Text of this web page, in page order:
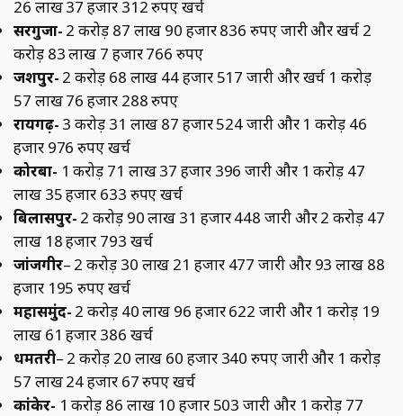
26 लाख 37 हजार 312 रुपए खर्च
सरगुजा- 2 करोड़ 87 लाख 90 हजार 836 रुपए जारी और खर्च 2
करोड़ 83 लाख 7 हजार 766 रुपए
जशपुर- 2 करोड़ 68 लाख 44 हजार 517 जारी और खर्च 1 करोड़
57 लाख 76 हजार 288 रुपए
रायगढ़- 3 करोड़ 31 लाख 87 हजार 524 जारी और 1 करोड़ 46
हजार 976 रुपए खर्च
कोरबा- 1 करोड़ 71 लाख 37 हजार 396 जारी और 1 करोड़ 47
लाख 35 हजार 633 रुपए खर्च
बिलासपुर- 2 करोड़ 90 लाख 31 हजार 448 जारी और 2 करोड़ 47
लाख 18 हजार 793 खर्च
जांजगीर– 2 करोड़ 30 लाख 21 हजार 477 जारी और 93 लाख 88
हजार 195 रुपए खर्च
महासमुंद- 2 करोड़ 40 लाख 96 हजार 622 जारी और 1 करोड़ 19
लाख 61 हजार 386 खर्च
धमतरी– 2 करोड़ 20 लाख 60 हजार 340 रुपए जारी और 1 करोड़
57 लाख 24 हजार 67 रुपए खर्च
कांकेर- 1 करोड़ 86 लाख 10 हजार 503 जारी और 1 करोड़ 77